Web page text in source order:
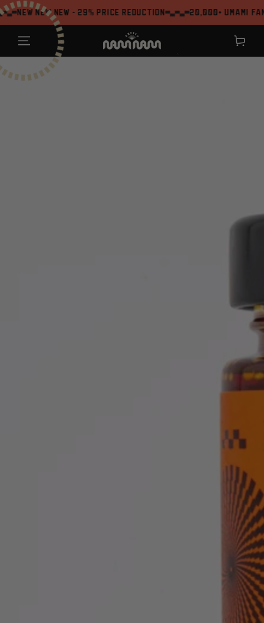
ZUM INHALT
SPRINGEN
NEW NEW - 29% Price reduction 20,000+ Umami Fans
Warenkorb
`
ZU DEN
PRODUKTINFORMATIONEN
SPRINGEN